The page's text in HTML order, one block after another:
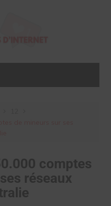
comptes
réseaux